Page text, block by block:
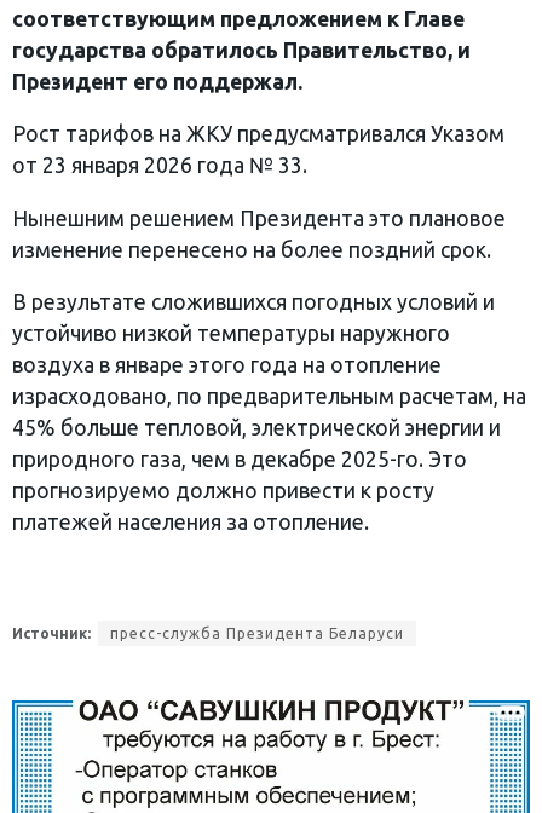
соответствующим предложением к Главе
государства обратилось Правительство, и
Президент его поддержал.
Рост тарифов на ЖКУ предусматривался Указом
от 23 января 2026 года № 33.
Нынешним решением Президента это плановое
изменение перенесено на более поздний срок.
В результате сложившихся погодных условий и
устойчиво низкой температуры наружного
воздуха в январе этого года на отопление
израсходовано, по предварительным расчетам, на
45% больше тепловой, электрической энергии и
природного газа, чем в декабре 2025-го. Это
прогнозируемо должно привести к росту
платежей населения за отопление.
Источник: пресс-служба Президента Беларуси